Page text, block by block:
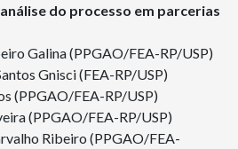
do processo em parcerias
Galina (PPGAO/FEA-RP/USP)
Gnisci (FEA-RP/USP)
(PPGAO/FEA-RP/USP)
(PPGAO/FEA-RP/USP)
Ribeiro (PPGAO/FEA-